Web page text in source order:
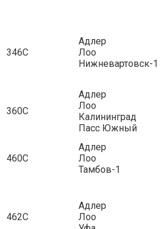
346С
Адлер
Лоо
Нижневартовск-1
360С
Адлер
Лоо
Калининград
Пасс Южный
460С
Адлер
Лоо
Тамбов-1
462С
Адлер
Лоо